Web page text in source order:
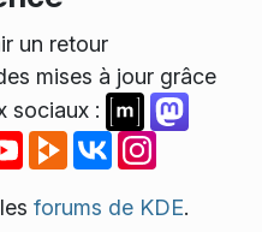
un retour
mises à jour grâce
sociaux :
forums de KDE.